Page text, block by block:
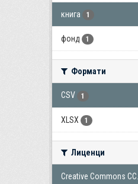
книга 1
фонд 1
Формати
CSV 1
XLSX 1
Лиценци
Creative Commons CC...